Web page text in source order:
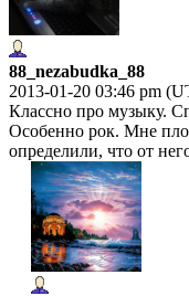
88_nezabudka_88
2013-01-20 03:46 pm
Классно про музыку.
Особенно рок. Мне
определили, что от